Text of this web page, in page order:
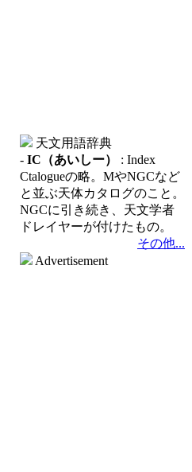
天文用語辞典
- IC（あいしー）
: Index
Ctalogueの略。MやNGCなど
と並ぶ天体カタログのこと。
NGCに引き続き、天文学者
ドレイヤーが付けたもの。
その他...
Advertisement